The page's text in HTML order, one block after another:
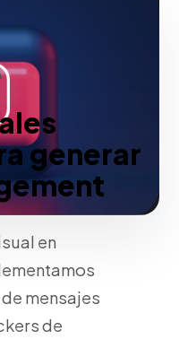
generar
en
mensajes
de